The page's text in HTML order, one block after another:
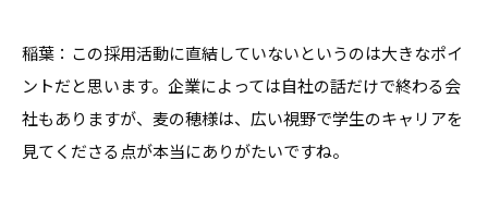
稲葉：この採用活動に直結していないというのは大きなポイ
ントだと思います。企業によっては自社の話だけで終わる会
社もありますが、麦の穂様は、広い視野で学生のキャリアを
見てくださる点が本当にありがたいですね。